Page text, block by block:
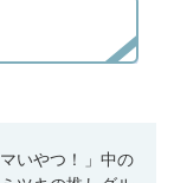
いやつ！」中の